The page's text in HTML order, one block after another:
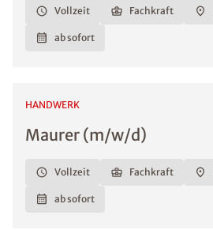
Vollzeit Fachkraft
ab sofort
HANDWERK
Maurer (m/w/d)
Vollzeit Fachkraft
ab sofort